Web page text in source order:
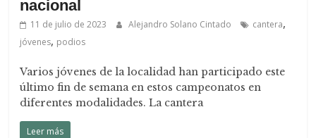
nacional
11 de julio de 2023 Alejandro Solano Cintado cantera,
jóvenes, podios
Varios jóvenes de la localidad han participado este
último fin de semana en estos campeonatos en
diferentes modalidades. La cantera
Leer más